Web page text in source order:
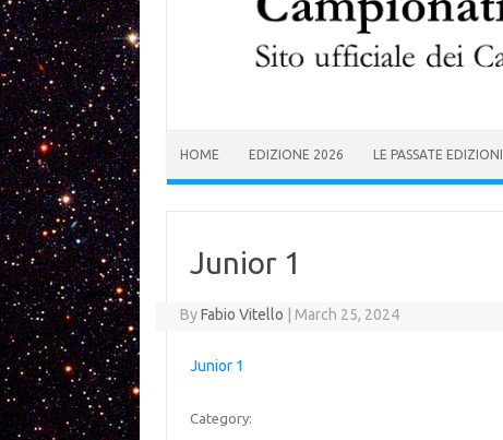
HOME EDIZIONE 2026 LE PASSATE EDIZIONI
Junior 1
ByFabio Vitello | March 25, 2024
Junior 1
Category: